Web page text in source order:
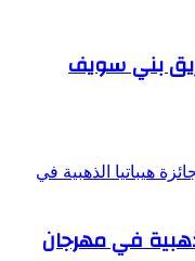
بني سويف
في مهرجان